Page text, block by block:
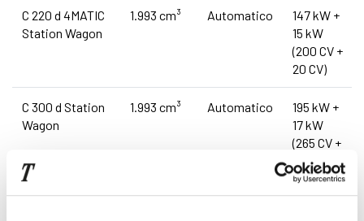
C 220 d 4MATIC
Station Wagon
1.993 cm³ Automatico
147 kW +
15 kW
(200 CV +
20 CV)
C 300 d Station
Wagon
1.993 cm³ Automatico
195 kW +
17 kW
(265 CV +
23 CV)
C 300 de con
1.993 cm³ Automatico
145 kW +